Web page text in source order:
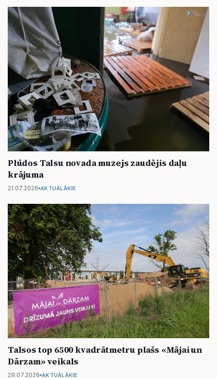
Plūdos Talsu novada muzejs zaudējis daļu
krājuma
21.07.2026 AKTUĀLĀKIE
Talsos top 6500 kvadrātmetru plašs «Mājai un
Dārzam» veikals
29.07.2026 AKTUĀLĀKIE